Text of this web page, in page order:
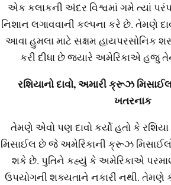
એક કલાકની અંદર વિશ્વમાં ગમે ત્યાં
નિશાન લગાવવાની કલ્પના કરે છે. તેમણે
આવા હુમલા માટે સક્ષમ હાયપરસોનિક
કરી દીધા છે જ્યારે અમેરિકાએ હજુ
રશિયાનો દાવો,અમારી ક્રૂઝ
ખતરનાક
તેમણે એવો પણ દાવો કર્યો હતો કે
મિસાઈલ છે જે અમેરિકાની ક્રૂઝ
શકે છે. પુતિને કહ્યું કે અમેરિકાએ
ઉપયોગની શક્યતાને નકારી નથી. તેમણે